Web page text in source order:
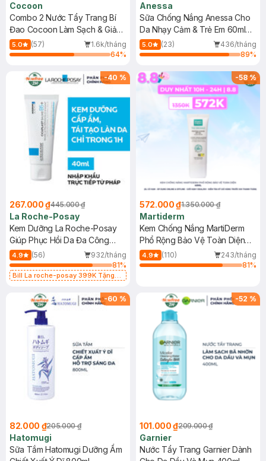
Cocoon
Combo 2 Nước Tẩy Trang Bí
Đao Cocoon Làm Sạch & Giảm
Dầu 500ml
5.0 (57)
1.6k/tháng
64%
Anessa
Sữa Chống Nắng Anessa Cho
Da Nhạy Cảm & Trẻ Em 60ml
(Mới)
5.0 (23)
436/tháng
89%
-40 %
267.000 ₫445.000 ₫
La Roche-Posay
Kem Dưỡng La Roche-Posay
Giúp Phục Hồi Da Đa Công
Dụng 40ml
4.9 (56)
932/tháng
81%
Bill La roche-posay 399K Tặng
(SL có hạn)
-58%
572.000 ₫1.350.000 ₫
Martiderm
Kem Chống Nắng MartiDerm
Phổ Rộng Bảo Vệ Toàn Diện
40ml
4.9 (110)
243/tháng
81%
-60 %
82.000 ₫205.000 ₫
Hatomugi
Sữa Tắm Hatomugi Dưỡng Ẩm
-52 %
101.000 ₫209.000 ₫
Garnier
Nước Tẩy Trang Garnier Dành